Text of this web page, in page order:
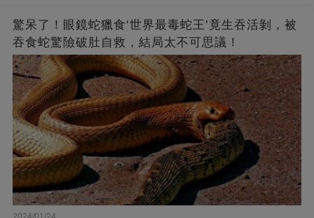
驚呆了！眼鏡蛇獵食‘世界最毒蛇王’竟生吞活剝，被
吞食蛇驚險破肚自救，結局太不可思議！